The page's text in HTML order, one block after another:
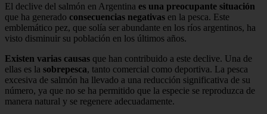
El declive del salmón en Argentina es una preocupante situación
que ha generado consecuencias negativas en la pesca. Este
emblemático pez, que solía ser abundante en los ríos argentinos, ha
visto disminuir su población en los últimos años.
Existen varias causas que han contribuido a este declive. Una de
ellas es la sobrepesca, tanto comercial como deportiva. La pesca
excesiva de salmón ha llevado a una reducción significativa de su
número, ya que no se ha permitido que la especie se reproduzca de
manera natural y se regenere adecuadamente.